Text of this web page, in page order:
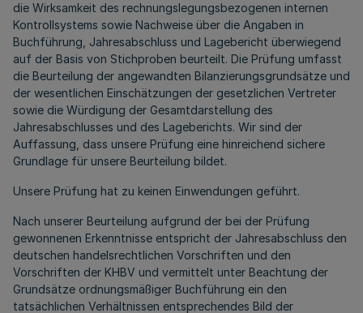
die Wirksamkeit des rechnungslegungsbezogenen internen
Kontrollsystems sowie Nachweise über die Angaben in
Buchführung, Jahresabschluss und Lagebericht überwiegend
auf der Basis von Stichproben beurteilt. Die Prüfung umfasst
die Beurteilung der angewandten Bilanzierungsgrundsätze und
der wesentlichen Einschätzungen der gesetzlichen Vertreter
sowie die Würdigung der Gesamtdarstellung des
Jahresabschlusses und des Lageberichts. Wir sind der
Auffassung, dass unsere Prüfung eine hinreichend sichere
Grundlage für unsere Beurteilung bildet.
Unsere Prüfung hat zu keinen Einwendungen geführt.
Nach unserer Beurteilung aufgrund der bei der Prüfung
gewonnenen Erkenntnisse entspricht der Jahresabschluss den
deutschen handelsrechtlichen Vorschriften und den
Vorschriften der KHBV und vermittelt unter Beachtung der
Grundsätze ordnungsmäßiger Buchführung ein den
tatsächlichen Verhältnissen entsprechendes Bild der